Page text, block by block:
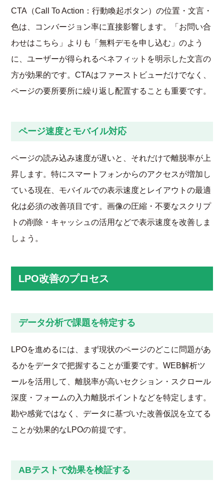
CTA（Call To Action：行動喚起ボタン）の位置・文言・
色は、コンバージョン率に直接影響します。「お問い合
わせはこちら」よりも「無料デモを申し込む」のよう
に、ユーザーが得られるベネフィットを明示した文言の
方が効果的です。CTAはファーストビューだけでなく、
ページの要所要所に繰り返し配置することも重要です。
ページ速度とモバイル対応
ページの読み込み速度が遅いと、それだけで離脱率が上
昇します。特にスマートフォンからのアクセスが増加し
ている現在、モバイルでの表示速度とレイアウトの最適
化は必須の改善項目です。画像の圧縮・不要なスクリプ
トの削除・キャッシュの活用などで表示速度を改善しま
しょう。
LPO改善のプロセス
データ分析で課題を特定する
LPOを進めるには、まず現状のページのどこに問題があ
るかをデータで把握することが重要です。WEB解析ツ
ールを活用して、離脱率が高いセクション・スクロール
深度・フォームの入力離脱ポイントなどを特定します。
勘や感覚ではなく、データに基づいた改善仮説を立てる
ことが効果的なLPOの前提です。
ABテストで効果を検証する